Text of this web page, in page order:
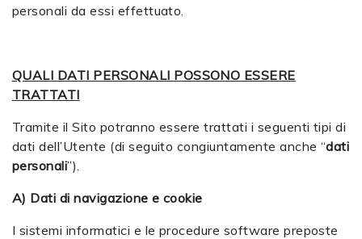
personali da essi effettuato.
QUALI DATI PERSONALI POSSONO ESSERE
TRATTATI
Tramite il Sito potranno essere trattati i seguenti tipi di
dati dell’Utente (di seguito congiuntamente anche “dati
personali”).
A) Dati di navigazione e cookie
I sistemi informatici e le procedure software preposte